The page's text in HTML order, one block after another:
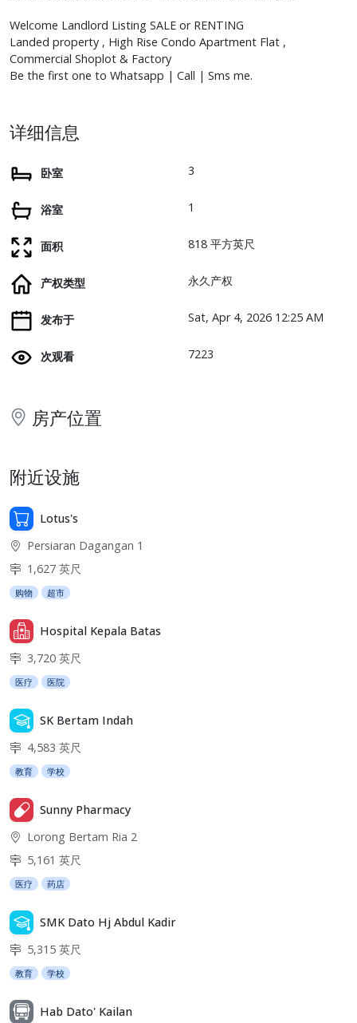
Welcome Landlord Listing SALE or RENTING
Landed property , High Rise Condo Apartment Flat ,
Commercial Shoplot & Factory
Be the first one to Whatsapp | Call | Sms me.
详细信息
卧室 3
浴室 1
面积 818 平方英尺
产权类型 永久产权
发布于 Sat, Apr 4, 2026 12:25 AM
次观看 7223
房产位置
附近设施
Lotus's
Persiaran Dagangan 1
1,627 英尺
购物 超市
Hospital Kepala Batas
3,720 英尺
医疗 医院
SK Bertam Indah
4,583 英尺
教育 学校
Sunny Pharmacy
Lorong Bertam Ria 2
5,161 英尺
医疗 药店
SMK Dato Hj Abdul Kadir
5,315 英尺
教育 学校
Hab Dato' Kailan